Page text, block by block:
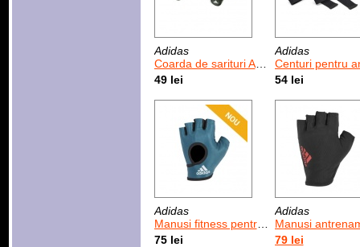
Adidas
Coarda de sarituri Adidas Speed Rope 300 cm
49 lei
Adidas
Centuri pentru antrenamente cu greutati Adidas
54 lei
Adidas
Manusi fitness pentru femei Adidas Essential Blue
75 lei
Adidas
Manusi antrenament sala pentru barbati Adidas Essential
79 lei